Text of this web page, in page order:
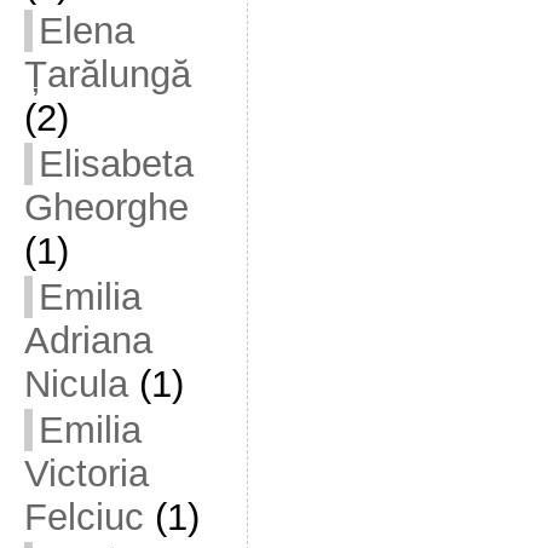
Elena
Țarălungă
(2)
Elisabeta
Gheorghe
(1)
Emilia
Adriana
Nicula(1)
Emilia
Victoria
Felciuc (1)